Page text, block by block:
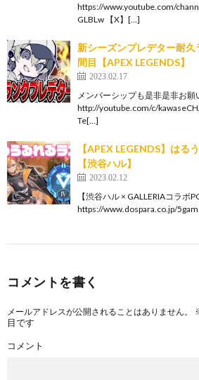
https://www.youtube.com/
GLBLw 【X】[…]
新シーズンプレデター耐
間目【APEX LEGENDS】
2023.02.17
メンバーシップも是非是非お願
http://youtube.com/c/
Te[…]
【APEX LEGENDS】はる
【渋谷ハル】
2023.02.12
【渋谷ハル × GALLERIAコラボ
https://www.dospara.co.jp/
コメントを書く
メールアドレスが公開されることはありません。
目です
コメント